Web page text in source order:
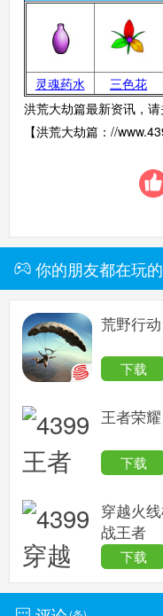
灵魂药水 三色花
洪荒大劫篇最新资讯，
【洪荒大劫篇：//
你的朋友都在玩
荒野行动
下载
王者荣耀
下载
穿越火
战王者
下载